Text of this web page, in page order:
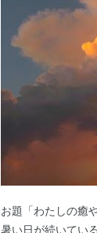
お題「わたしの癒
暑い日が続いてい